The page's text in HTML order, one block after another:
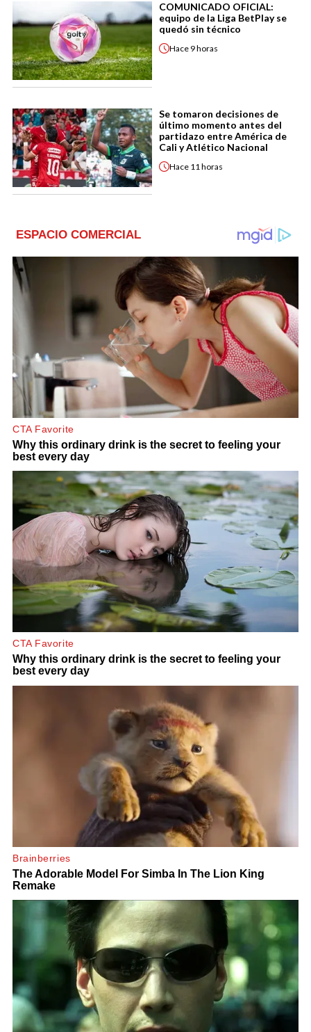
COMUNICADO OFICIAL:
equipo de la Liga BetPlay se
quedó sin técnico
Hace 9 horas
Se tomaron decisiones de
último momento antes del
partidazo entre América de
Cali y Atlético Nacional
Hace 11 horas